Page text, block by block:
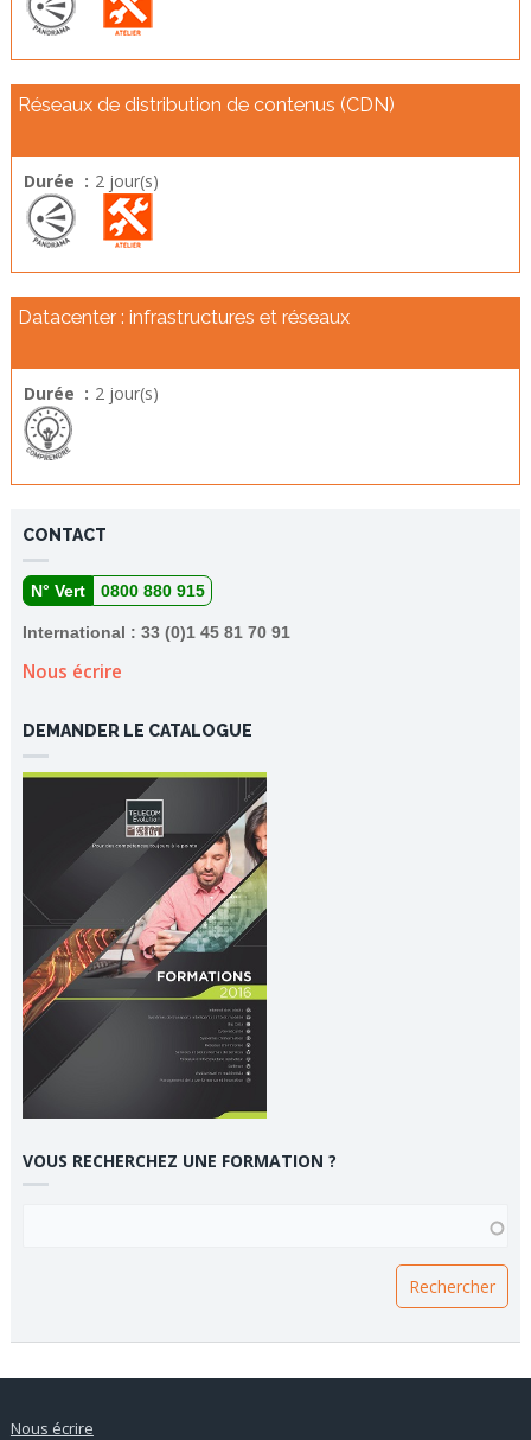
Réseaux de distribution de contenus (CDN)
Durée : 2 jour(s)
Datacenter : infrastructures et réseaux
Durée : 2 jour(s)
CONTACT
N° Vert 0800 880 915
International : 33 (0)1 45 81 70 91
Nous écrire
DEMANDER LE CATALOGUE
VOUS RECHERCHEZ UNE FORMATION ?
Nous écrire